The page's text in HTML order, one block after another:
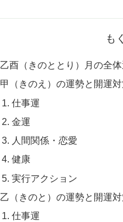
も
乙酉（きのととり）月の全
甲（きのえ）の運勢と開運
仕事運
金運
人間関係・恋愛
健康
実行アクション
乙（きのと）の運勢と開運
仕事運